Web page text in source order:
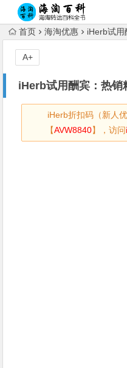
首页 海淘优惠 iHerb试
iHerb试用酬宾：热销
iHerb折扣码（新人
【AVW8840】，访问
A+